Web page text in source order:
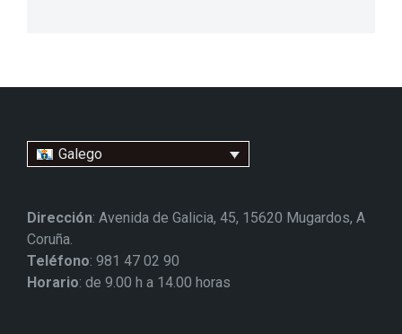
Galego
Dirección: Avenida de Galicia, 45, 15620 Mugardos, A
Coruña.
Teléfono: 981 47 02 90
Horario: de 9.00 h a 14.00 horas